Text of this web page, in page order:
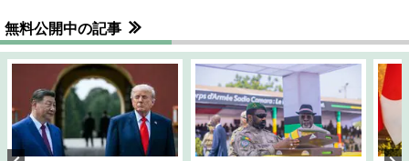
無料公開中の記事